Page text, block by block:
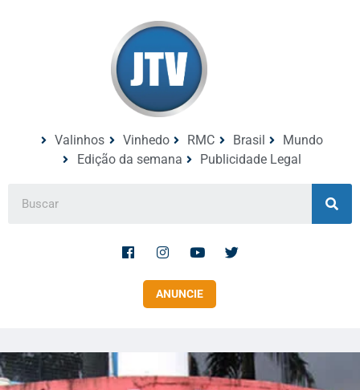
Valinhos Vinhedo RMC Brasil
Mundo
Edição da semana
Publicidade Legal
ANUNCIE